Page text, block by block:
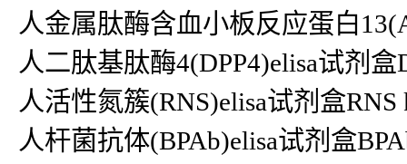
人金属肽酶含血小板反应蛋白
人二肽基肽酶4(DPP4)elisa试剂
人活性氮簇(RNS)elisa试剂盒
人杆菌抗体(BPAb)elisa试剂盒